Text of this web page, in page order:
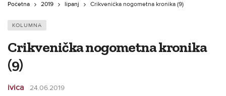
Početna 2019 lipanj Crikvenička nogometna kronika (9)
KOLUMNA
Crikvenička nogometna kronika
(9)
ivica 24.06.2019